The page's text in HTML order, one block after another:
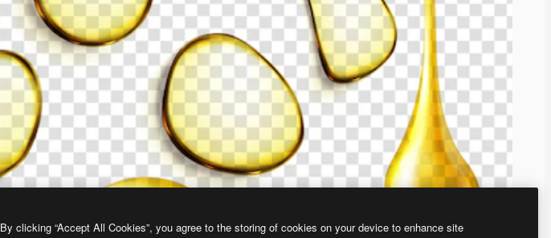
By clicking “Accept All Cookies”, you agree to the storing of cookies on your device to enhance site